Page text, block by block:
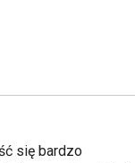
się bardzo